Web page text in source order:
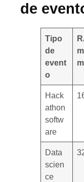
de
Tipo
de
event
o
Hack
athon
softw
are
Data
scien
ce